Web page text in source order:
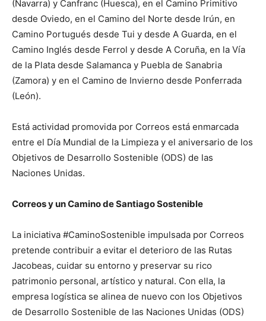
(Navarra) y Canfranc (Huesca), en el Camino Primitivo
desde Oviedo, en el Camino del Norte desde Irún, en
Camino Portugués desde Tui y desde A Guarda, en el
Camino Inglés desde Ferrol y desde A Coruña, en la Vía
de la Plata desde Salamanca y Puebla de Sanabria
(Zamora) y en el Camino de Invierno desde Ponferrada
(León).
Está actividad promovida por Correos está enmarcada
entre el Día Mundial de la Limpieza y el aniversario de los
Objetivos de Desarrollo Sostenible (ODS) de las
Naciones Unidas.
Correos y un Camino de Santiago Sostenible
La iniciativa #CaminoSostenible impulsada por Correos
pretende contribuir a evitar el deterioro de las Rutas
Jacobeas, cuidar su entorno y preservar su rico
patrimonio personal, artístico y natural. Con ella, la
empresa logística se alinea de nuevo con los Objetivos
de Desarrollo Sostenible de las Naciones Unidas (ODS)